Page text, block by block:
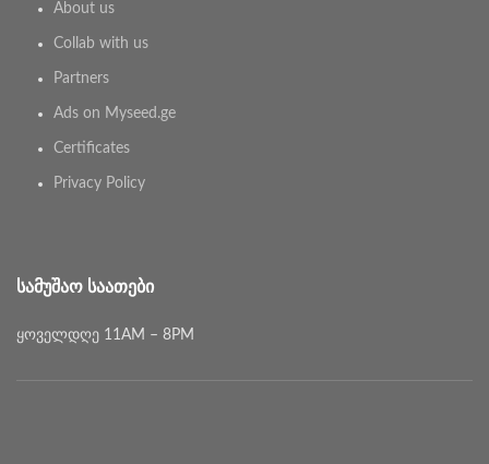
About us
Collab with us
Partners
Ads on Myseed.ge
Certificates
Privacy Policy
ᲡᲐᲛᲣᲨᲐᲝ ᲡᲐᲐᲗᲔᲑᲘ
ყოველდღე 11AM – 8PM